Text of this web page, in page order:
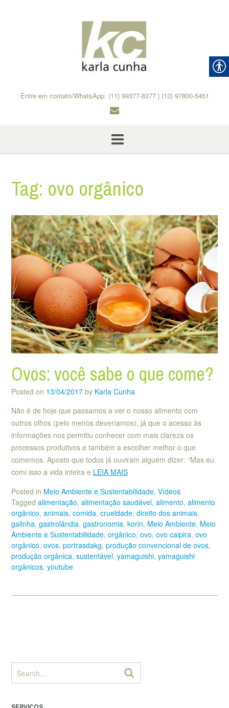
Entre em contato/WhatsApp: (11) 99377-8377 | (13) 97800-5451
Tag: ovo orgânico
Ovos: você sabe o que come?
Posted on 13/04/2017 by Karla Cunha
Não é de hoje que passamos a ver o nosso alimento com
outros olhos (pelo menos deveríamos), já que o acesso às
informações nos permitiu conhecer com mais clareza os
processos produtivos e também a escolher melhor o que
comemos. Aposto que todos já ouviram alguém dizer: “Mas eu
comi isso a vida inteira e LEIA MAIS
Posted in Meio Ambiente e Sustentabilidade, Vídeos
Tagged alimentação, alimentação saudável, alimento, alimento
orgânico, animais, comida, crueldade, direito dos animais,
galinha, gastrolândia, gastronomia, korin, Meio Ambiente, Meio
Ambiente e Sustentabilidade, orgânico, ovo, ovo caipira, ovo
orgânico, ovos, portrasdakg, produção convencional de ovos,
produção orgânica, sustentável, yamaguishi, yamaguishi
orgânicos, youtube